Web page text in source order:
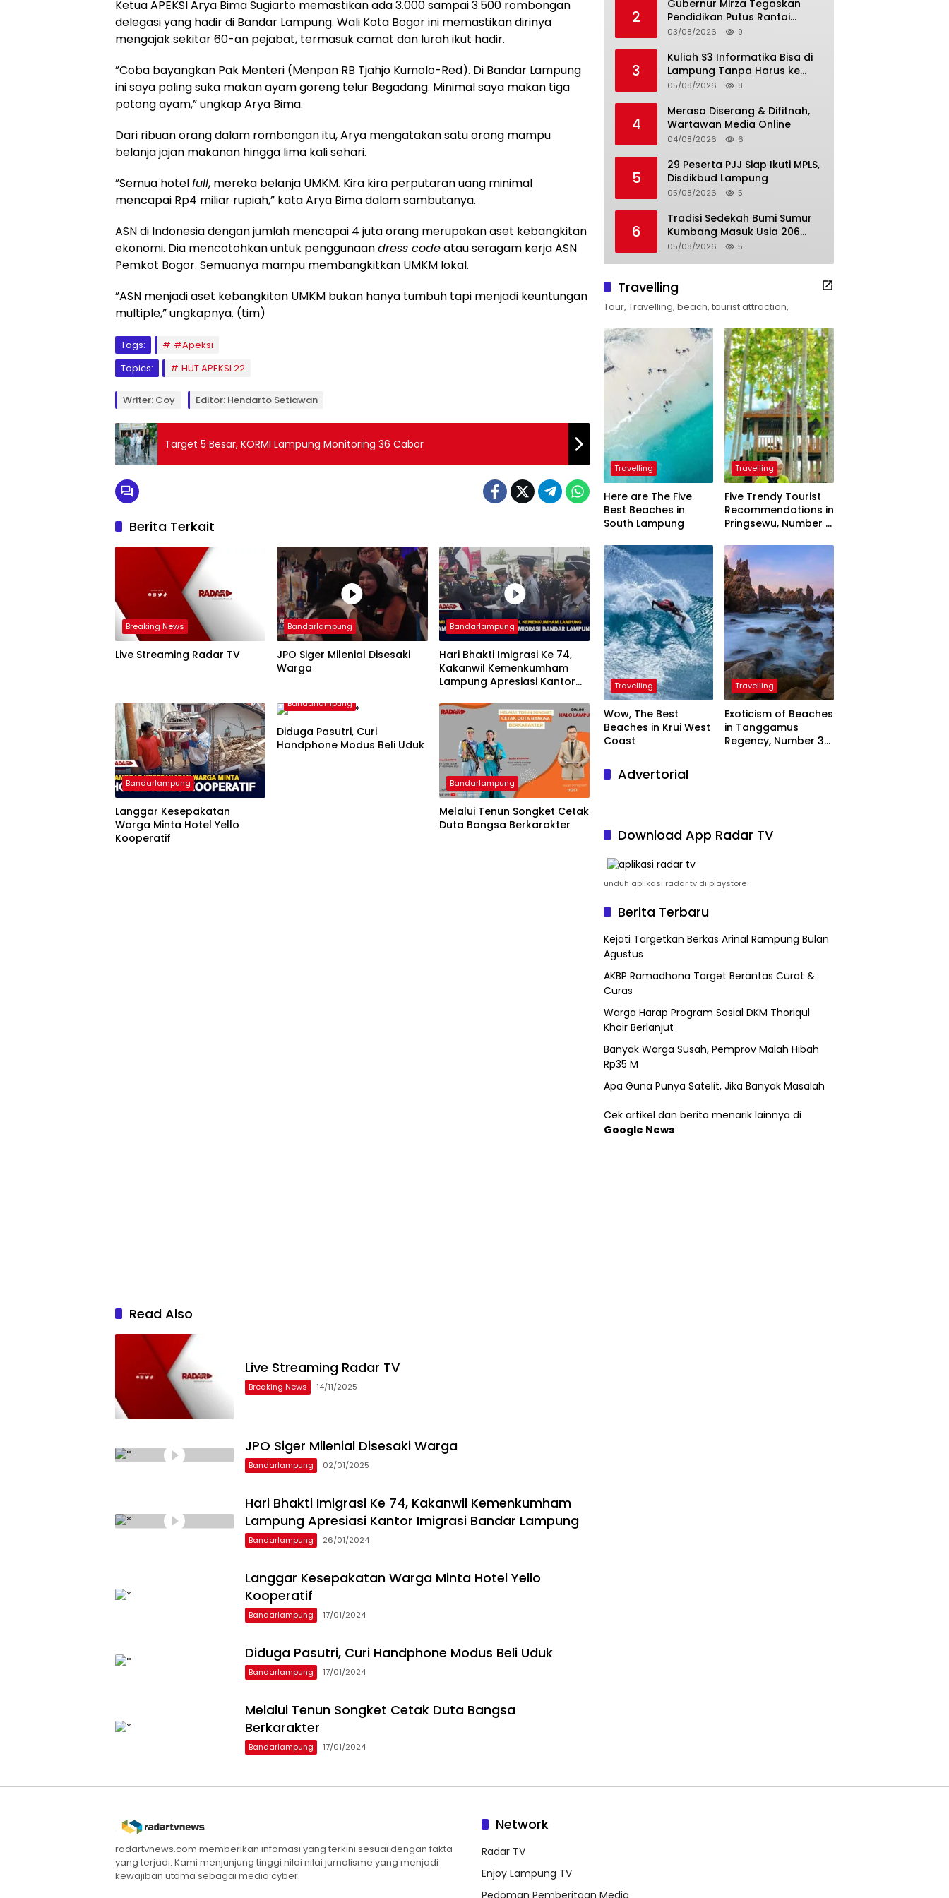
Ketua APEKSI Arya Bima Sugiarto memastikan ada 3.000 sampai 3.500 rombongan
delegasi yang hadir di Bandar Lampung. Wali Kota Bogor ini memastikan dirinya
mengajak sekitar 60-an pejabat, termasuk camat dan lurah ikut hadir.
”Coba bayangkan Pak Menteri (Menpan RB Tjahjo Kumolo-Red). Di Bandar Lampung
ini saya paling suka makan ayam goreng telur Begadang. Minimal saya makan tiga
potong ayam,” ungkap Arya Bima.
Dari ribuan orang dalam rombongan itu, Arya mengatakan satu orang mampu
belanja jajan makanan hingga lima kali sehari.
”Semua hotelfull, mereka belanja UMKM. Kira kira perputaran uang minimal
mencapai Rp4 miliar rupiah,” kata Arya Bima dalam sambutanya.
ASN di Indonesia dengan jumlah mencapai 4 juta orang merupakan aset kebangkitan
ekonomi. Dia mencotohkan untuk penggunaandress codeatau seragam kerja ASN
Pemkot Bogor. Semuanya mampu membangkitkan UMKM lokal.
”ASN menjadi aset kebangkitan UMKM bukan hanya tumbuh tapi menjadi keuntungan
multiple,” ungkapnya. (tim)
Tags:
#Apeksi
Topics:
HUT APEKSI 22
Writer: Coy Editor: Hendarto Setiawan
Target 5 Besar, KORMI Lampung Monitoring 36 Cabor
Berita Terkait
Breaking News
Live Streaming Radar TV
Bandarlampung
JPO Siger Milenial Disesaki
Warga
Bandarlampung
Hari Bhakti Imigrasi Ke 74,
Kakanwil Kemenkumham
Lampung Apresiasi Kantor
Bandarlampung
Langgar Kesepakatan
Warga Minta Hotel Yello
Kooperatif
Bandarlampung
Diduga Pasutri, Curi
Handphone Modus Beli Uduk
Bandarlampung
Melalui Tenun Songket Cetak
Duta Bangsa Berkarakter
Read Also
Live Streaming Radar TV
Breaking News 14/11/2025
JPO Siger Milenial Disesaki Warga
Bandarlampung 02/01/2025
Hari Bhakti Imigrasi Ke 74, Kakanwil Kemenkumham
Lampung Apresiasi Kantor Imigrasi Bandar Lampung
Bandarlampung 26/01/2024
Langgar Kesepakatan Warga Minta Hotel Yello
Kooperatif
Bandarlampung 17/01/2024
Diduga Pasutri, Curi Handphone Modus Beli Uduk
Bandarlampung 17/01/2024
Melalui Tenun Songket Cetak Duta Bangsa
Berkarakter
Bandarlampung 17/01/2024
2
Gubernur Mirza Tegaskan
Pendidikan Putus Rantai
Kemiskinan
03/08/2026 9
3
Kuliah S3 Informatika Bisa di
Lampung Tanpa Harus ke
Luar Daerah
05/08/2026 8
4
Merasa Diserang & Difitnah,
Wartawan Media Online
04/08/2026 6
5
29 Peserta PJJ Siap Ikuti MPLS,
Disdikbud Lampung
05/08/2026 5
6
Tradisi Sedekah Bumi Sumur
Kumbang Masuk Usia 206
Tahun
05/08/2026 5
Travelling
Tour, Travelling, beach, tourist attraction,
Travelling
Here are The Five
Best Beaches in
South Lampung
Travelling
Five Trendy Tourist
Recommendations in
Pringsewu, Number 3
President
Travelling
Wow, The Best
Beaches in Krui West
Coast
Travelling
Exoticism of Beaches
in Tanggamus
Regency, Number 3
Advertorial
Download App Radar TV
unduh aplikasi radar tv di playstore
Berita Terbaru
Kejati Targetkan Berkas Arinal Rampung Bulan
Agustus
AKBP Ramadhona Target Berantas Curat &
Curas
Warga Harap Program Sosial DKM Thoriqul
Khoir Berlanjut
Banyak Warga Susah, Pemprov Malah Hibah
Rp35 M
Apa Guna Punya Satelit, Jika Banyak Masalah
Cek artikel dan berita menarik lainnya di
Google News
radartvnews.com memberikan infomasi yang terkini sesuai dengan fakta
yang terjadi. Kami menjunjung tinggi nilai nilai jurnalisme yang menjadi
kewajiban utama sebagai media cyber.
Network
Radar TV
Enjoy Lampung TV